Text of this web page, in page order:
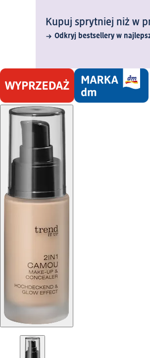
Kupuj sprytniej niż w
Odkryj bestsellery w